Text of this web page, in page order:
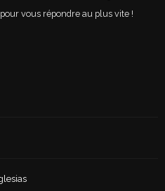
vous répondre au plus vite !